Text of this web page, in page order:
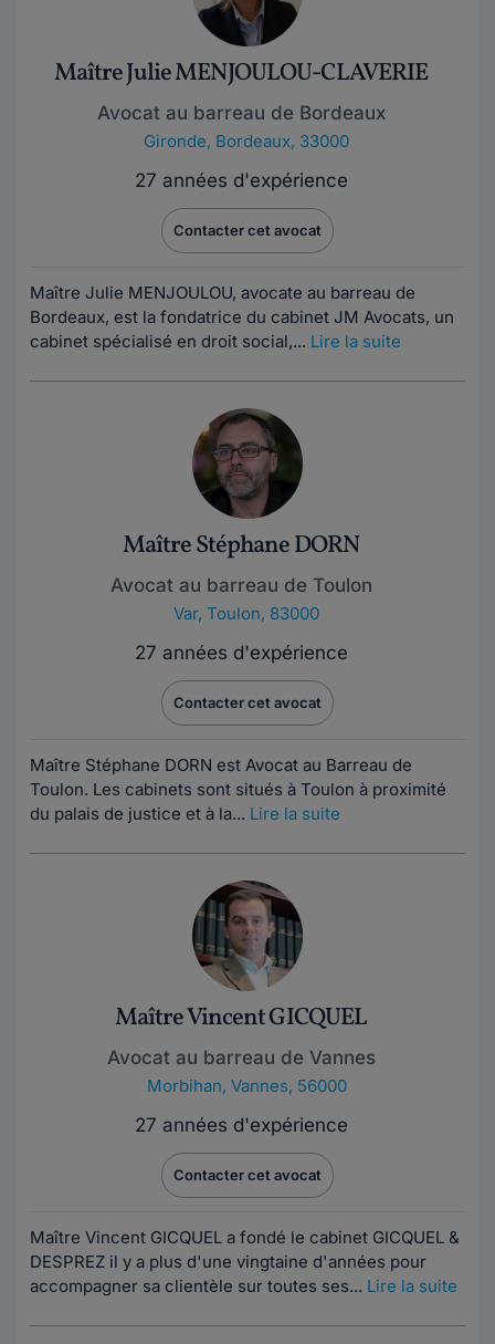
Maître Julie MENJOULOU-CLAVERIE
Avocat au barreau de Bordeaux
Gironde, Bordeaux, 33000
27 années d'expérience
Contacter cet avocat
Maître Julie MENJOULOU, avocate au barreau de
Bordeaux, est la fondatrice du cabinet JM Avocats, un
cabinet spécialisé en droit social,... Lire la suite
Maître Stéphane DORN
Avocat au barreau de Toulon
Var, Toulon, 83000
27 années d'expérience
Contacter cet avocat
Maître Stéphane DORN est Avocat au Barreau de
Toulon. Les cabinets sont situés à Toulon à proximité
du palais de justice et à la... Lire la suite
Maître Vincent GICQUEL
Avocat au barreau de Vannes
Morbihan, Vannes, 56000
27 années d'expérience
Contacter cet avocat
Maître Vincent GICQUEL a fondé le cabinet GICQUEL &
DESPREZ il y a plus d'une vingtaine d'années pour
accompagner sa clientèle sur toutes ses... Lire la suite